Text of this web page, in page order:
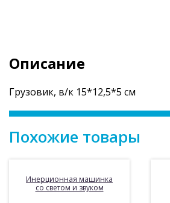
Описание
Грузовик, в/к 15*12,5*5 см
Похожие товары
Инерционная машинка
со светом и звуком